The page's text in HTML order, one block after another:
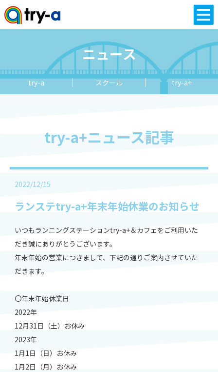
ニュース
try-a スクール try-a+
try-a+ニュース記事
2022/12/15
ランステtry-a+年末年始休業のお知らせ
いつもランニングステーションtry-a+＆カフェをご利用いた
だき誠にありがとうございます。
年末年始の営業につきまして、下記の通りご案内させていた
だきます。
〇年末年始休業日
2022年
12月31日（土）お休み
2023年
1月1日（日）お休み
1月2日（月）お休み